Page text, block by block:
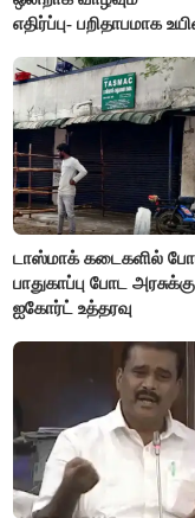
எதிர்ப்பு- பறிதாபமாக
டாஸ்மாக் கடைகளில்
பாதுகாப்பு போட அரசுக்கு
ஐகோர்ட் உத்தரவு